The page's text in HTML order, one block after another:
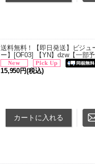
送料無料！【即日発送】ビジ
ー】[OF03] 【YN】dzw【一部
15,950円(税込)